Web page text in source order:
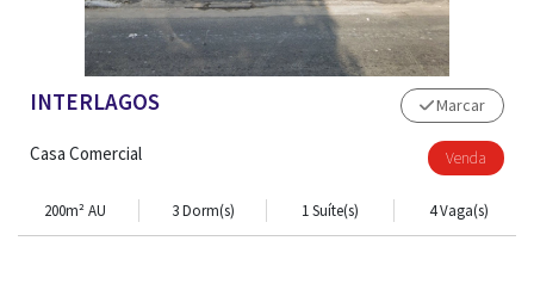
INTERLAGOS
Casa Comercial
Marcar
Venda
200m² AU 3 Dorm(s) 1 Suíte(s) 4 Vaga(s)